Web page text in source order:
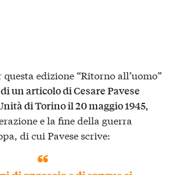
edizione “Ritorno all’uomo”
un articolo di Cesare Pavese
di Torino il 20 maggio 1945,
e la fine della guerra
di cui Pavese scrive: